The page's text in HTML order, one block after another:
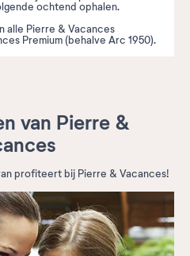
ochtend ophalen.
alle Pierre & Vacances
Premium (behalve Arc 1950).
van Pierre &
profiteert bij Pierre & Vacances!